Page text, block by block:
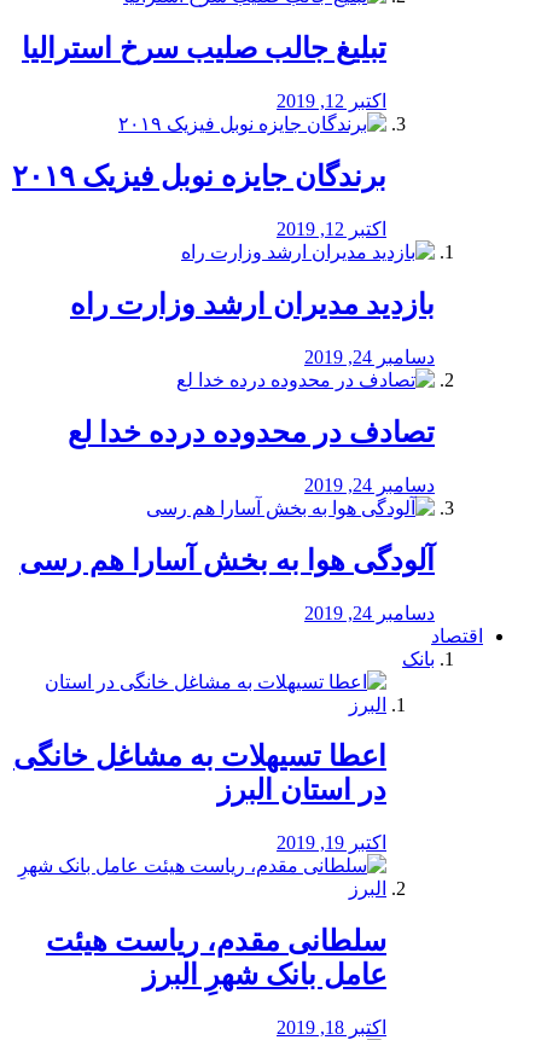
تبلیغ جالب صلیب سرخ استرالیا
اکتبر 12, 2019
برندگان جایزه نوبل فیزیک ۲۰۱۹
اکتبر 12, 2019
بازدید مدیران ارشد وزارت راه
دسامبر 24, 2019
تصادف در محدوده درده خدا لع
دسامبر 24, 2019
آلودگی هوا به بخش آسارا هم رسی
دسامبر 24, 2019
اقتصاد
بانک
️اعطا تسیهلات به مشاغل خانگی
در استان البرز
اکتبر 19, 2019
سلطانی مقدم، ریاست هیئت
عامل بانک شهرِ البرز
اکتبر 18, 2019